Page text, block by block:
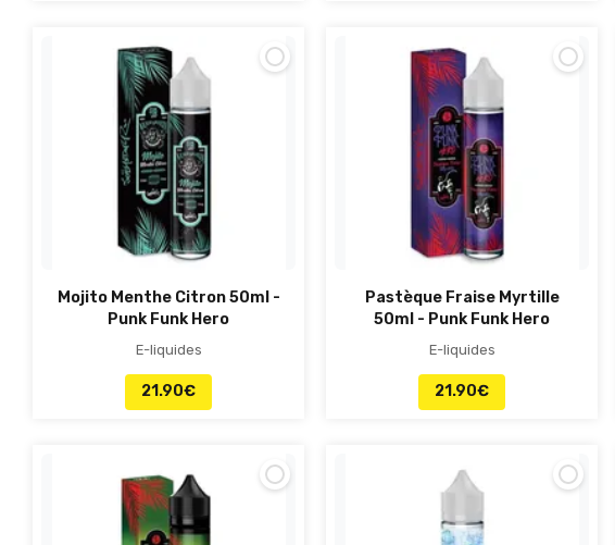
Mojito Menthe Citron 50ml -
Punk Funk Hero
E-liquides
21.90€
Pastèque Fraise Myrtille
50ml - Punk Funk Hero
E-liquides
21.90€